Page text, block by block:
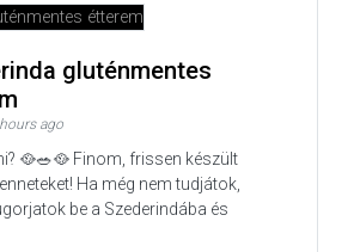
gluténmentes
ago
🥘🥗🥘 Finom, frissen készült
Ha még nem tudjátok,
be a Szederindába és